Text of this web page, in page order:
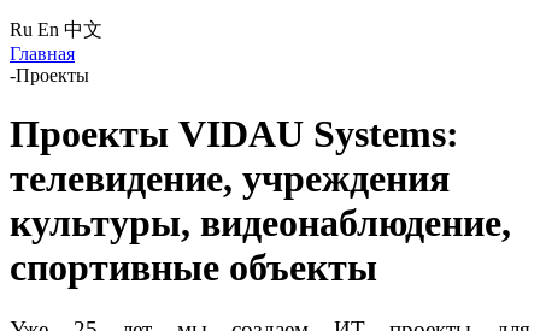
Ru En 中文
Главная
-Проекты
Проекты VIDAU Systems:
телевидение, учреждения
культуры, видеонаблюдение,
спортивные объекты